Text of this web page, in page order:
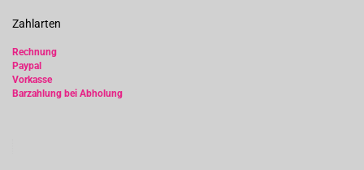
Zahlarten
Rechnung
Paypal
Vorkasse
Barzahlung bei Abholung